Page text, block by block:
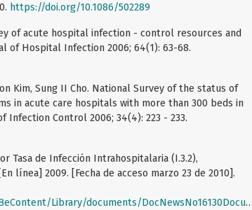
https://doi.org/10.1086/502289
of acute hospital infection - control resources and
of Hospital Infection 2006; 64(1): 63-68.
Kim, Sung II Cho. National Survey of the status of
in acute care hospitals with more than 300 beds in
Infection Control 2006; 34(4): 223 - 233.
Tasa de Infección Intrahospitalaria (I.3.2),
línea] 2009. [Fecha de acceso marzo 23 de 2010].
Library/documents/DocNewsNo16130DocumentNo4144.pdf